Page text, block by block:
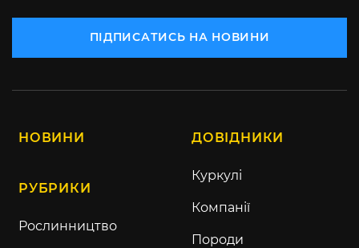
ПІДПИСАТИСЬ НА НОВИНИ
НОВИНИ
РУБРИКИ
Рослинництво
ДОВІДНИКИ
Куркулі
Компанії
Породи